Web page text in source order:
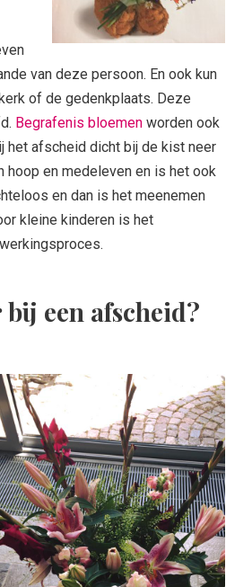
van deze persoon. En ook kun
of de gedenkplaats. Deze
Begrafenis bloemen worden ook
het afscheid dicht bij de kist neer
hoop en medeleven en is het ook
en dan is het meenemen
kleine kinderen is het
een afscheid?